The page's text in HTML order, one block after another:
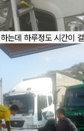
는데 하루정도 시간이